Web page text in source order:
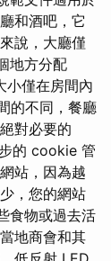
和酒吧，它
說，大廳僅
地方分配
小僅在房間內
的不同，餐廳
對必要的
的 cookie 管
站，因為越
，您的網站
食物或過去活
地商會和其